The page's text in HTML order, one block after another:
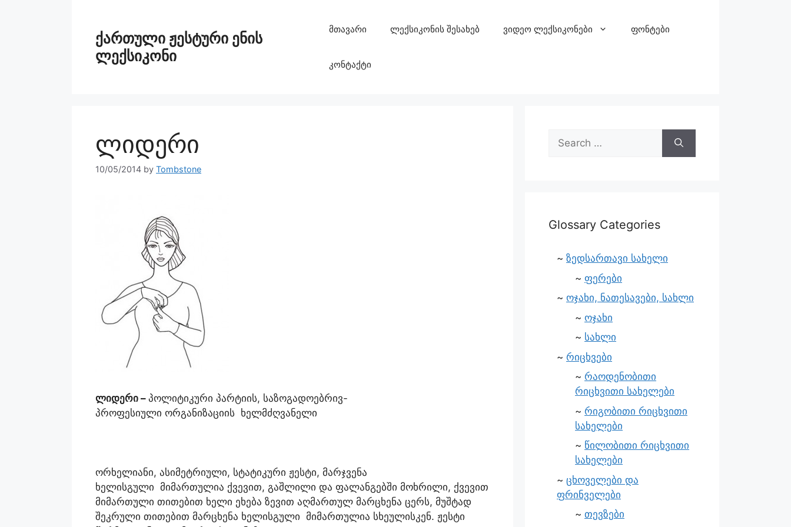
ქართული ჟესტური ენის
ლექსიკონი
მთავარი ლექსიკონის შესახებ ვიდეო ლექსიკონები ფონტები
კონტაქტი
ლიდერი
10/05/2014 by Tombstone
ლიდერი – პოლიტიკური პარტიის, საზოგადოებრივ-
პროფესიული ორგანიზაციის ხელმძღვანელი
ორხელიანი, ასიმეტრიული, სტატიკური ჟესტი, მარჯვენა
ხელისგული მიმართულია ქვევით, გაშლილი და ფალანგებში მოხრილი, ქვევით
მიმართული თითებით ხელი ეხება ზევით აღმართულ მარცხენა ცერს, მუშტად
შეკრული თითებით მარცხენა ხელისგული მიმართულია სხეულისკენ. ჟესტი
Glossary Categories
ზედსართავი სახელი
ფერები
ოჯახი, ნათესავები, სახლი
ოჯახი
სახლი
რიცხვები
რაოდენობითი
რიცხვითი სახელები
რიგობითი რიცხვითი
სახელები
წილობითი რიცხვითი
სახელები
ცხოველები და
ფრინველები
თევზები